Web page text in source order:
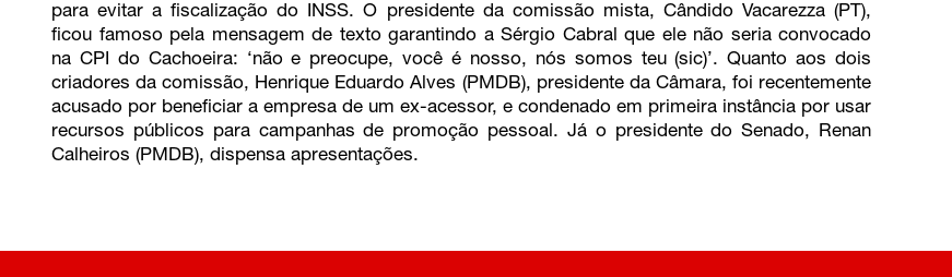
para evitar a fiscalização do INSS. O presidente da comissão mista, Cândido Vacarezza (PT),
ficou famoso pela mensagem de texto garantindo a Sérgio Cabral que ele não seria convocado
na CPI do Cachoeira: ‘não e preocupe, você é nosso, nós somos teu (sic)’. Quanto aos dois
criadores da comissão, Henrique Eduardo Alves (PMDB), presidente da Câmara, foi recentemente
acusado por beneficiar a empresa de um ex-acessor, e condenado em primeira instância por usar
recursos públicos para campanhas de promoção pessoal. Já o presidente do Senado, Renan
Calheiros (PMDB), dispensa apresentações.